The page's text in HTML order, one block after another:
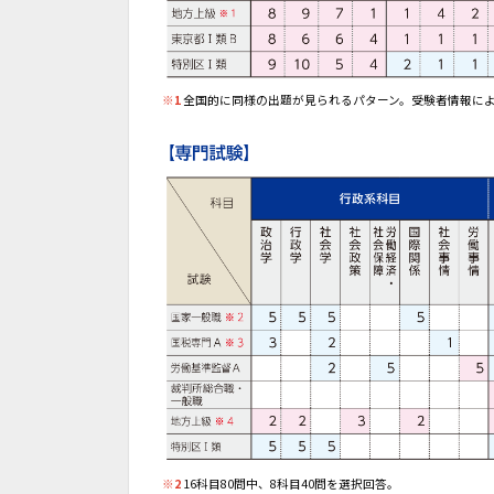
※1全国的に同様の出題が見られるパターン。受験者情報に
※2 16科目80問中、8科目40問を選択回答。